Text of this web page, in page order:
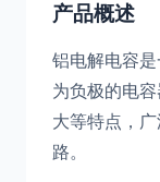
产品概述
铝电解电容
为负极的电
大等特点，
路。